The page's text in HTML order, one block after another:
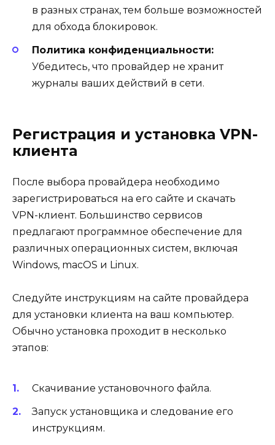
в разных странах, тем больше возможностей
для обхода блокировок.
Политика конфиденциальности:
Убедитесь, что провайдер не хранит
журналы ваших действий в сети.
Регистрация и установка VPN-
клиента
После выбора провайдера необходимо
зарегистрироваться на его сайте и скачать
VPN-клиент. Большинство сервисов
предлагают программное обеспечение для
различных операционных систем, включая
Windows, macOS и Linux.
Следуйте инструкциям на сайте провайдера
для установки клиента на ваш компьютер.
Обычно установка проходит в несколько
этапов:
Скачивание установочного файла.
Запуск установщика и следование его
инструкциям.